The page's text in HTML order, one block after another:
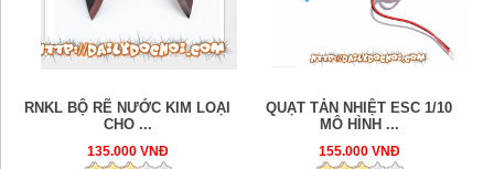
RNKL BỘ RẼ NƯỚC KIM LOẠI
CHO ...
135.000 VNĐ
QUẠT TẢN NHIỆT ESC 1/10
MÔ HÌNH ...
155.000 VNĐ